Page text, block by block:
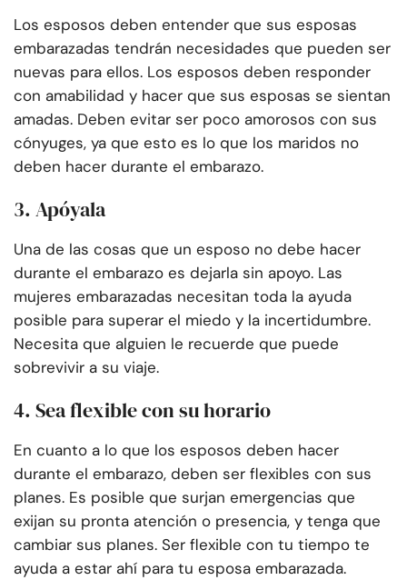
Los esposos deben entender que sus esposas
embarazadas tendrán necesidades que pueden ser
nuevas para ellos. Los esposos deben responder
con amabilidad y hacer que sus esposas se sientan
amadas. Deben evitar ser poco amorosos con sus
cónyuges, ya que esto es lo que los maridos no
deben hacer durante el embarazo.
3. Apóyala
Una de las cosas que un esposo no debe hacer
durante el embarazo es dejarla sin apoyo. Las
mujeres embarazadas necesitan toda la ayuda
posible para superar el miedo y la incertidumbre.
Necesita que alguien le recuerde que puede
sobrevivir a su viaje.
4. Sea flexible con su horario
En cuanto a lo que los esposos deben hacer
durante el embarazo, deben ser flexibles con sus
planes. Es posible que surjan emergencias que
exijan su pronta atención o presencia, y tenga que
cambiar sus planes. Ser flexible con tu tiempo te
ayuda a estar ahí para tu esposa embarazada.